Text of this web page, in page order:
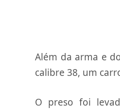
Além da arma e
calibre 38, um
O preso foi